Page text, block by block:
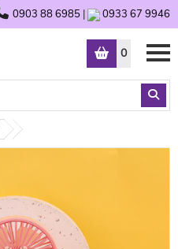
0903 88 6985 | 0933 67 9946
0